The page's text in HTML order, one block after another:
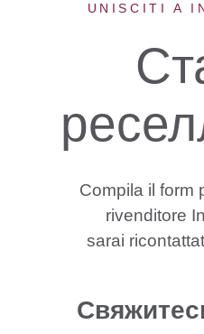
UNISCITI A
Compila il form
rivenditore
sarai